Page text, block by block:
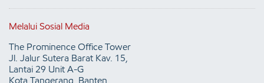
Melalui Sosial Media
The Prominence Office Tower
Jl. Jalur Sutera Barat Kav. 15,
Lantai 29 Unit A-G
Kota Tangerang, Banten